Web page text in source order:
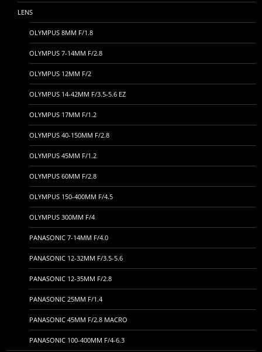
LENS
OLYMPUS 8MM F/1.8
OLYMPUS 7-14MM F/2.8
OLYMPUS 12MM F/2
OLYMPUS 14-42MM F/3.5-5.6 EZ
OLYMPUS 17MM F/1.2
OLYMPUS 40-150MM F/2.8
OLYMPUS 45MM F/1.2
OLYMPUS 60MM F/2.8
OLYMPUS 150-400MM F/4.5
OLYMPUS 300MM F/4
PANASONIC 7-14MM F/4.0
PANASONIC 12-32MM F/3.5-5.6
PANASONIC 12-35MM F/2.8
PANASONIC 25MM F/1.4
PANASONIC 45MM F/2.8 MACRO
PANASONIC 100-400MM F/4-6.3